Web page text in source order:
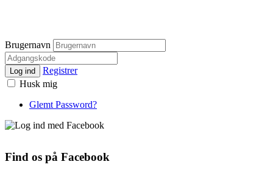
Brugernavn
Log ind
Registrer
Husk mig
Glemt Password?
Find os på Facebook